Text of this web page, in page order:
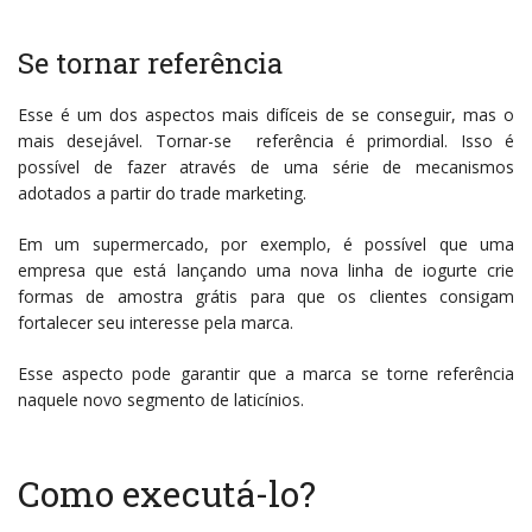
Se tornar referência
Esse é um dos aspectos mais difíceis de se conseguir, mas o
mais desejável. Tornar-se referência é primordial. Isso é
possível de fazer através de uma série de mecanismos
adotados a partir do trade marketing.
Em um supermercado, por exemplo, é possível que uma
empresa que está lançando uma nova linha de iogurte crie
formas de amostra grátis para que os clientes consigam
fortalecer seu interesse pela marca.
Esse aspecto pode garantir que a marca se torne referência
naquele novo segmento de laticínios.
Como executá-lo?